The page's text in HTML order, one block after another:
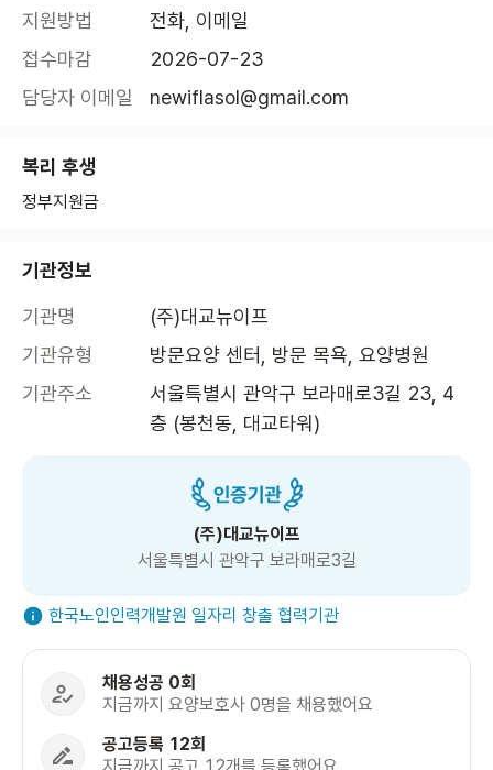
지원방법
전화, 이메일
접수마감
2026-07-23
담당자 이메일
newiflasol@gmail.com
복리 후생
정부지원금
기관정보
기관명
(주)대교뉴이프
기관유형
방문요양 센터, 방문 목욕, 요양병원
기관주소
서울특별시 관악구 보라매로3길 23, 4
층 (봉천동, 대교타워)
(주)대교뉴이프
서울특별시 관악구 보라매로3길
한국노인인력개발원 일자리 창출 협력기관
채용성공 0회
지금까지 요양보호사 0명을 채용했어요
공고등록 12회